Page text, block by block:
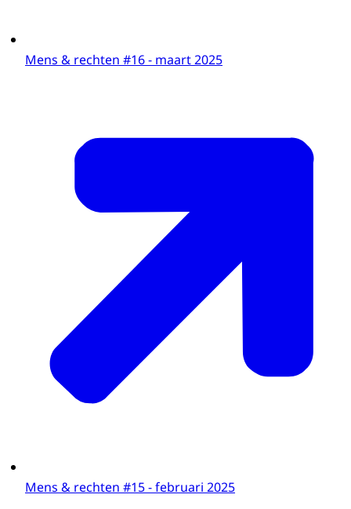
Mens & rechten #16 - maart 2025
Mens & rechten #15 - februari 2025